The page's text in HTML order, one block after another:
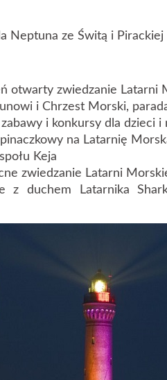
Neptuna ze Świtą i
otwarty zwiedzanie Latarni
i Chrzest Morski,
i konkursy dla dzieci i
na Latarnię
Keja
zwiedzanie Latarni
z duchem Latarnika